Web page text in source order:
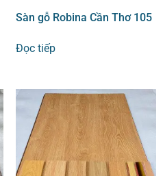
Sàn gỗ Robina Cần Thơ 105
Đọc tiếp